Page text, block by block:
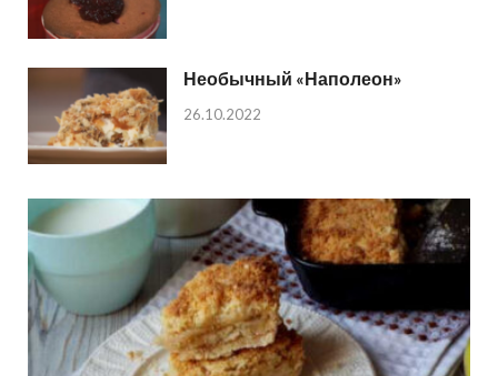
Необычный «Наполеон»
26.10.2022